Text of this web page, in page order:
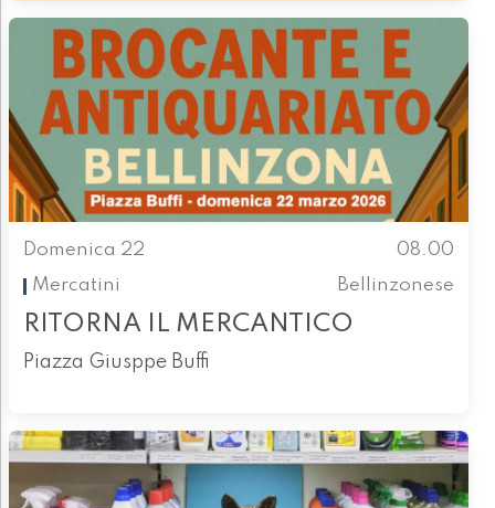
Domenica 22
08.00
Mercatini
Bellinzonese
RITORNA IL MERCANTICO
Piazza Giusppe Buffi